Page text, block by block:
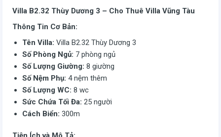
Villa B2.32 Thùy Dương 3 – Cho Thuê Villa Vũng Tàu
Thông Tin Cơ Bản:
Tên Villa: Villa B2.32 Thùy Dương 3
Số Phòng Ngủ: 7 phòng ngủ
Số Lượng Giường: 8 giường
Số Nệm Phụ: 4 nệm thêm
Số Lượng WC: 8 wc
Sức Chứa Tối Đa: 25 người
Cách Biển: 300m